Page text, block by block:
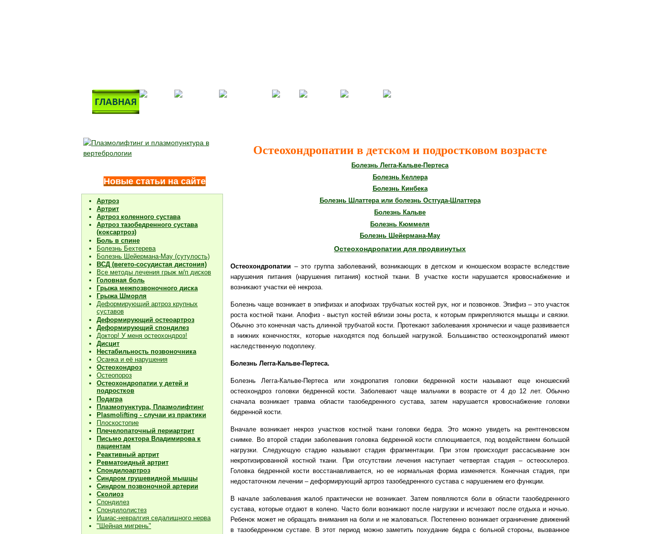
Новые статьи на сайте
Артроз
Артрит
Артроз коленного сустава
Артроз тазобедренного сустава
(коксартроз)
Боль в спине
Болезнь Бехтерева
Болезнь Шейермана-Мау (сутулость)
ВСД (вегето-сосудистая дистония)
Все методы лечения грыж м/п дисков
Головная боль
Грыжа межпозвоночного диска
Грыжа Шморля
Деформирующий артроз крупных
суставов
Деформирующий остеоартроз
Деформирующий спондилез
Доктор! У меня остеохондроз!
Дисцит
Нестабильность позвоночника
Осанка и её нарушения
Остеохондроз
Остеопороз
Остеохондропатии у детей и
подростков
Подагра
Плазмопунктура, Плазмолифтинг
Plasmolifting - случаи из практики
Плоскостопие
Плечелопаточный периартрит
Письмо доктора Владимирова к
пациентам
Реактивный артрит
Ревматоидный артрит
Спондилоартроз
Синдром грушевидной мышцы
Синдром позвоночной артерии
Сколиоз
Спондилез
Спондилолистез
Ишиас-невралгия седалищного нерва
"Шейная мигрень"
Остеохондропатии в детском и подростковом возрасте
Болезнь Легга-Кальве-Пертеса
Болезнь Келлера
Болезнь Кинбека
Болезнь Шлаттера или болезнь Остгуда-Шлаттера
Болезнь Кальве
Болезнь Кюммеля
Болезнь Шейермана-Мау
Остеохондропатии для продвинутых
Остеохондропатии – это группа заболеваний, возникающих в детском и юношеском возрасте вследствие
нарушения питания (нарушения питания) костной ткани. В участке кости нарушается кровоснабжение и
возникают участки её некроза.
Болезнь чаще возникает в эпифизах и апофизах трубчатых костей рук, ног и позвонков. Эпифиз – это участок
роста костной ткани. Апофиз - выступ костей вблизи зоны роста, к которым прикрепляются мышцы и связки.
Обычно это конечная часть длинной трубчатой кости. Протекают заболевания хронически и чаще развивается
в нижних конечностях, которые находятся под большей нагрузкой. Большинство остеохондропатий имеют
наследственную подоплеку.
Болезнь Легга-Кальве-Пертеса.
Болезнь Легга-Кальве-Пертеса или хондропатия головки бедренной кости называют еще юношеский
остеохондроз головки бедренной кости. Заболевают чаще мальчики в возрасте от 4 до 12 лет. Обычно
сначала возникает травма области тазобедренного сустава, затем нарушается кровоснабжение головки
бедренной кости.
Вначале возникает некроз участков костной ткани головки бедра. Это можно увидеть на рентгеновском
снимке. Во второй стадии заболевания головка бедренной кости сплющивается, под воздействием большой
нагрузки. Следующую стадию называют стадия фрагментации. При этом происходит рассасывание зон
некротизированной костной ткани. При отсутствии лечения наступает четвертая стадия – остеосклероз.
Головка бедренной кости восстанавливается, но ее нормальная форма изменяется. Конечная стадия, при
недостаточном лечении – деформирующий артроз тазобедренного сустава с нарушением его функции.
В начале заболевания жалоб практически не возникает. Затем появляются боли в области тазобедренного
сустава, которые отдают в колено. Часто боли возникают после нагрузки и исчезают после отдыха и ночью.
Ребенок может не обращать внимания на боли и не жаловаться. Постепенно возникает ограничение движений
в тазобедренном суставе. В этот период можно заметить похудание бедра с больной стороны, вызванное